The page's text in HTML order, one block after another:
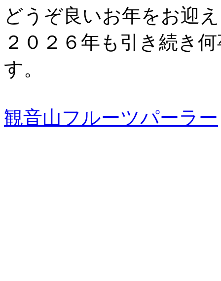
どうぞ良いお年をお迎
２０２６年も引き続き
す。
観音山フルーツパーラー